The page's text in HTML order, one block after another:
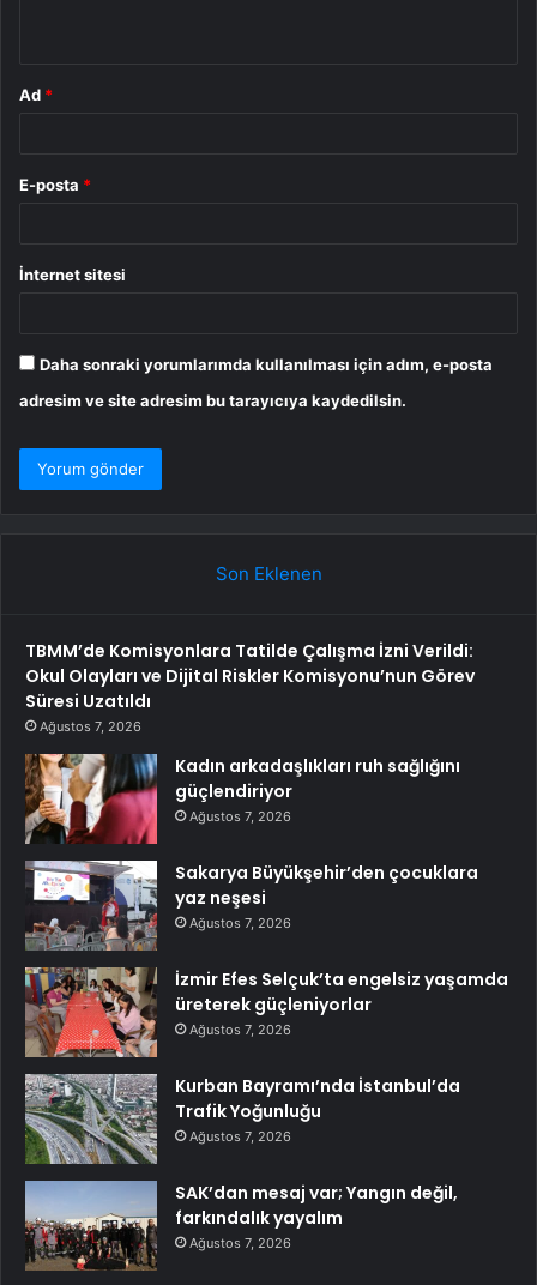
Ad *
E-posta *
İnternet sitesi
Daha sonraki yorumlarımda kullanılması için adım, e-posta
adresim ve site adresim bu tarayıcıya kaydedilsin.
Son Eklenen
TBMM’de Komisyonlara Tatilde Çalışma İzni Verildi:
Okul Olayları ve Dijital Riskler Komisyonu’nun Görev
Süresi Uzatıldı
Ağustos 7, 2026
Kadın arkadaşlıkları ruh sağlığını
güçlendiriyor
Ağustos 7, 2026
Sakarya Büyükşehir’den çocuklara
yaz neşesi
Ağustos 7, 2026
İzmir Efes Selçuk’ta engelsiz yaşamda
üreterek güçleniyorlar
Ağustos 7, 2026
Kurban Bayramı’nda İstanbul’da
Trafik Yoğunluğu
Ağustos 7, 2026
SAK’dan mesaj var; Yangın değil,
farkındalık yayalım
Ağustos 7, 2026